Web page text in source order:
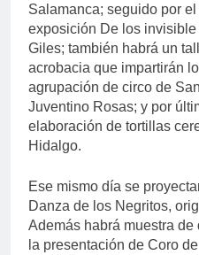
Salamanca; seguido por
exposición De los
Giles; también habrá un
acrobacia que impartirán
agrupación de circo de
Juventino Rosas; y por
elaboración de tortillas
Hidalgo.
Ese mismo día se
Danza de los Negritos,
Además habrá muestra
la presentación de Coro